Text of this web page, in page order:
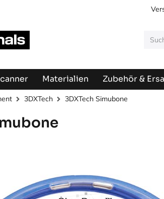
Materialien Zubehör &
3DXTech 3DXTech Simubone